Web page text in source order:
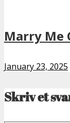
Marry Me
January 23, 2025
Skriv et